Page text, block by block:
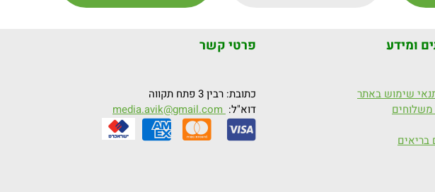
ומידע
שימוש באתר
משלוחים
בריאים
פרטי קשר
כתובת: רבין 3 פתח תקווה
דוא"ל: